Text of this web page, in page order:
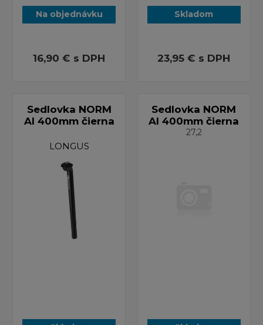
Na objednávku
16,90 € s DPH
Skladom
23,95 € s DPH
Sedlovka NORM
Al 400mm čierna
LONGUS
Sedlovka NORM
Al 400mm čierna
27,2